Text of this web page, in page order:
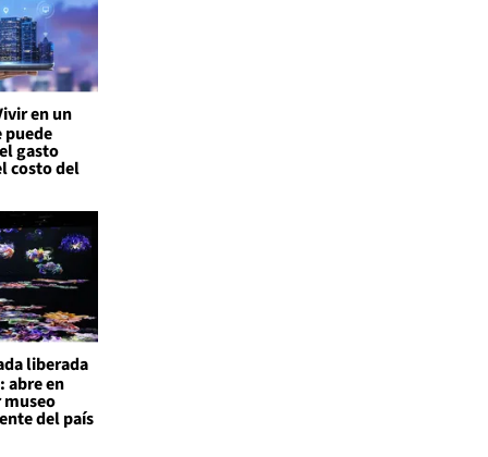
en un
gasto
costo del
liberada
abre en
del país